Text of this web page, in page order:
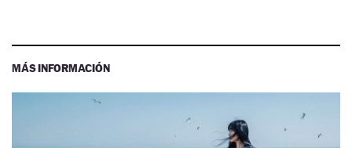
MÁS INFORMACIÓN